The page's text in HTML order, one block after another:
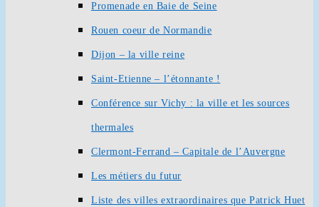
Promenade en Baie de Seine
Rouen coeur de Normandie
Dijon – la ville reine
Saint-Etienne – l’étonnante !
Conférence sur Vichy : la ville et les sources
thermales
Clermont-Ferrand – Capitale de l’Auvergne
Les métiers du futur
Liste des villes extraordinaires que Patrick Huet